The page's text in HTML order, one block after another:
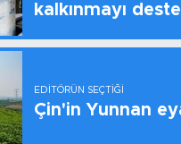
kalkınmayı
EDITÖRÜN SEÇTIĞI
Çin'in Yunnan